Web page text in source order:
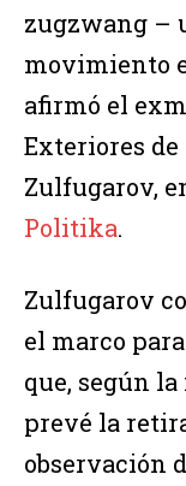
zugzwang –
movimiento
afirmó el
Exteriores
Zulfugarov,
Politika.
Zulfugarov
el marco
que, según
prevé la
observación